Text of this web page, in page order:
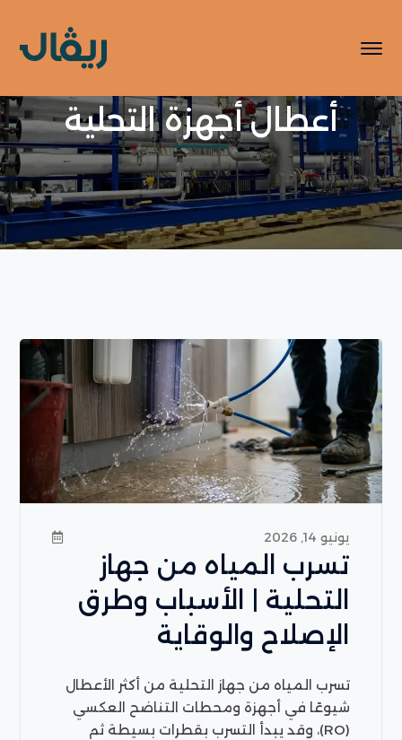
أعطال أجهزة التحلية
يونيو 14, 2026
تسرب المياه من جهاز
التحلية | الأسباب وطرق
الإصلاح والوقاية
تسرب المياه من جهاز التحلية من أكثر الأعطال
شيوعًا في أجهزة ومحطات التناضح العكسي
(RO)، وقد يبدأ التسرب بقطرات بسيطة ثم